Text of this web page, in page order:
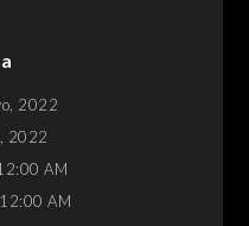
2022
2022
AM
12:00 AM